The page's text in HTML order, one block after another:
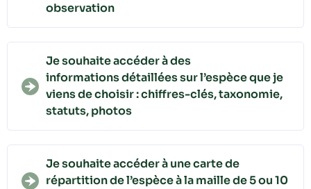
observation
Je souhaite accéder à des
informations détaillées sur l’espèce que je
viens de choisir : chiffres-clés, taxonomie,
statuts, photos
Je souhaite accéder à une carte de
répartition de l’espèce à la maille de 5 ou 10